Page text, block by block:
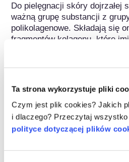
Ta strona wykorzystuje pliki
Czym jest plik cookies? Jakich
i dlaczego? Przeczytaj
polityce dotyczącej plików
Do pielęgnacji skóry dojrzałej
ważną grupę substancji z
polikolagenowe. Składają się
fragmentów kolagenu, które
działanie naturalnych
występujących w skórze,
nierówności i zmarszczek oraz
elastyczność skóry.
Należy do następujących
Składniki do pielęgnacji skóry